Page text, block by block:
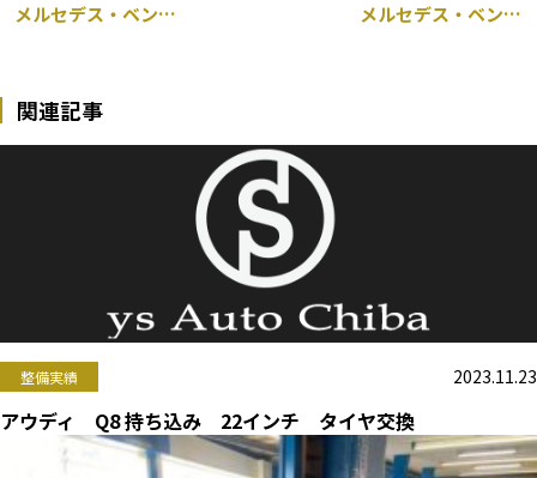
メルセデス・ベンツ Cクラス 205 持ち込み グリル交換 メルセデス・ベンツ Sクラス 221 エンジンオイル交換
関連記事
整備実績 2023.11.23
アウディ Q8 持ち込み 22インチ タイヤ交換